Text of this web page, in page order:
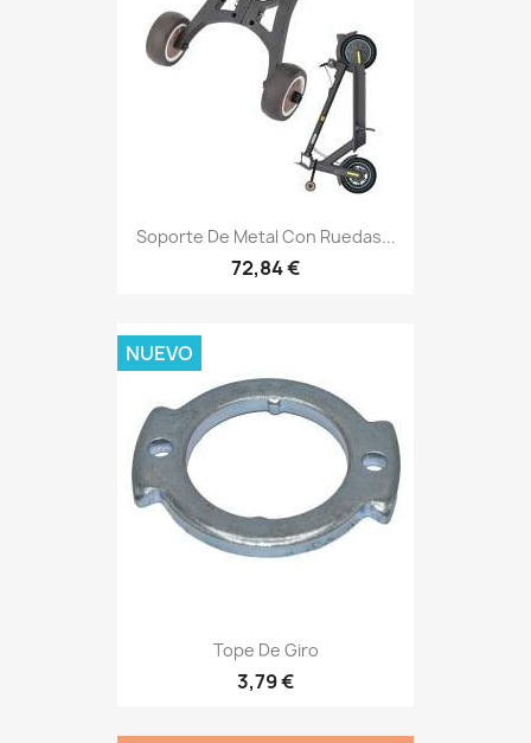
Soporte De Metal Con Ruedas...
72,84 €
Tope De Giro
3,79 €
NUEVO